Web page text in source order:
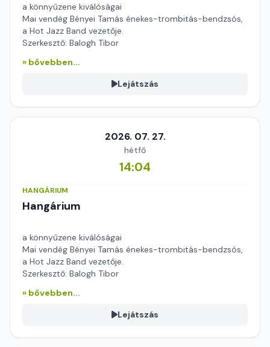
a könnyűzene kiválóságai
Mai vendég Bényei Tamás énekes-trombitás-bendzsós,
a Hot Jazz Band vezetője.
Szerkesztő: Balogh Tibor
» bővebben...
Lejátszás
2026. 07. 27.
hétfő
14:04
HANGÁRIUM
Hangárium
a könnyűzene kiválóságai
Mai vendég Bényei Tamás énekes-trombitás-bendzsós,
a Hot Jazz Band vezetője.
Szerkesztő: Balogh Tibor
» bővebben...
Lejátszás